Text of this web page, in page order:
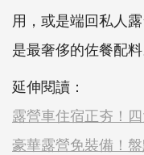
用，或是端回私人
是最奢侈的佐餐配料
延伸閱讀：
露營車住宿正夯！
豪華露營免裝備！